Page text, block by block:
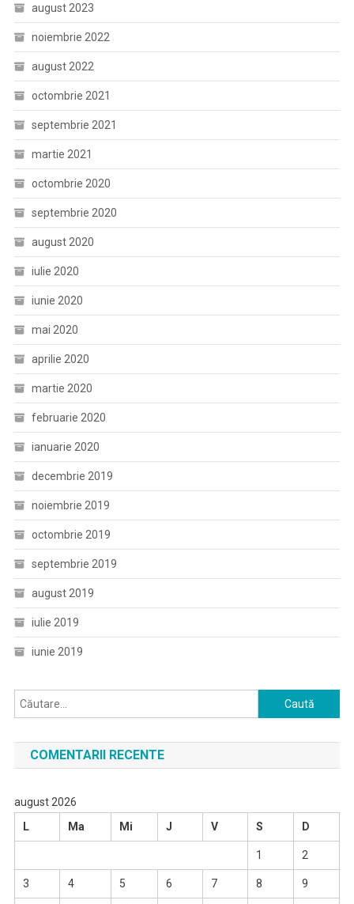
august 2023
noiembrie 2022
august 2022
octombrie 2021
septembrie 2021
martie 2021
octombrie 2020
septembrie 2020
august 2020
iulie 2020
iunie 2020
mai 2020
aprilie 2020
martie 2020
februarie 2020
ianuarie 2020
decembrie 2019
noiembrie 2019
octombrie 2019
septembrie 2019
august 2019
iulie 2019
iunie 2019
Caută
după:
COMENTARII RECENTE
august 2026
L
Ma Mi J V S D
1 2
3 4 5 6 7 8 9